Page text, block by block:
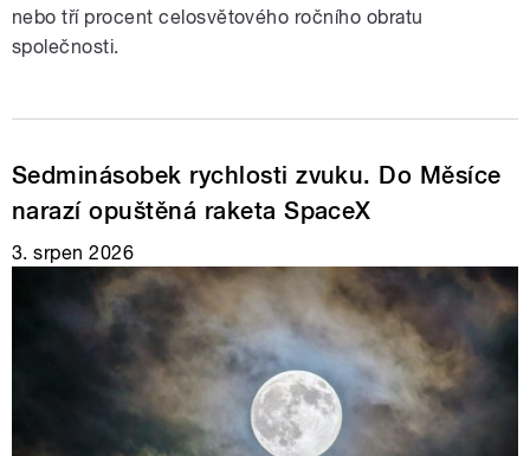
nebo tří procent celosvětového ročního obratu
společnosti.
Sedminásobek rychlosti zvuku. Do Měsíce
narazí opuštěná raketa SpaceX
3. srpen 2026